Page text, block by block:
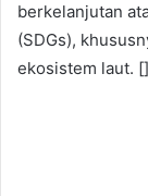
berkelanjutan
(SDGs),
ekosistem laut. []